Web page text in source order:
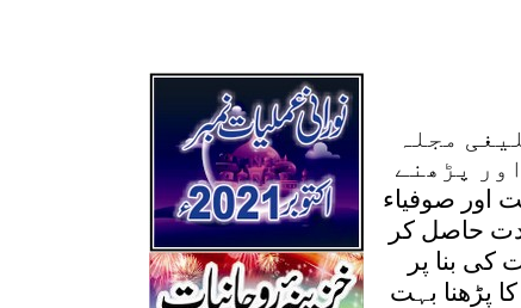
مجلہ
پڑھنے
سے اکابرینِ اُمت اور صوفیاء
حاصل کر
کی بنا پر
پڑھنا بہت